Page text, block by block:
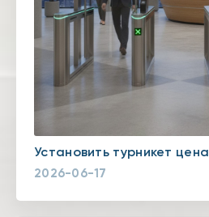
Установить турникет цена
2026-06-17